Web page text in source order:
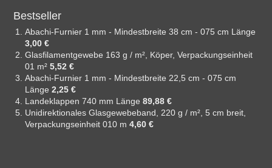
Bestseller
Abachi-Furnier 1 mm - Mindestbreite 38 cm - 075 cm Länge
3,00 €
Glasfilamentgewebe 163 g / m², Köper, Verpackungseinheit
01 m²5,52 €
Abachi-Furnier 1 mm - Mindestbreite 22,5 cm - 075 cm
Länge2,25 €
Landeklappen 740 mm Länge89,88 €
Unidirektionales Glasgewebeband, 220 g / m², 5 cm breit,
Verpackungseinheit 010 m4,60 €